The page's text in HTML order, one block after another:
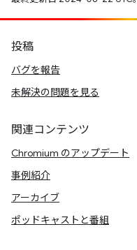
投稿
バグを報告
未解決の問題を見る
関連コンテンツ
Chromium のアップデート
事例紹介
アーカイブ
ポッドキャストと番組